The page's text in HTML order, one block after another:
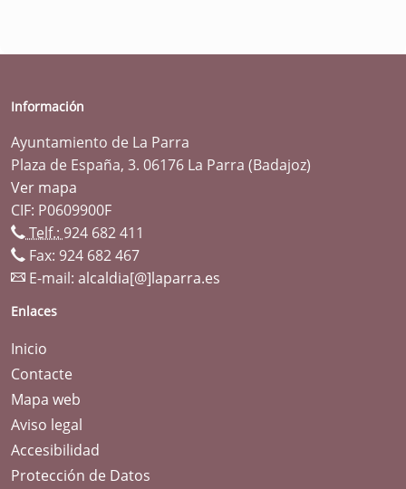
Información
Ayuntamiento de La Parra
Plaza de España, 3. 06176 La Parra (Badajoz)
Ver mapa
CIF: P0609900F
Telf.: 924 682 411
Fax: 924 682 467
E-mail: alcaldia[@]laparra.es
Enlaces
Inicio
Contacte
Mapa web
Aviso legal
Accesibilidad
Protección de Datos